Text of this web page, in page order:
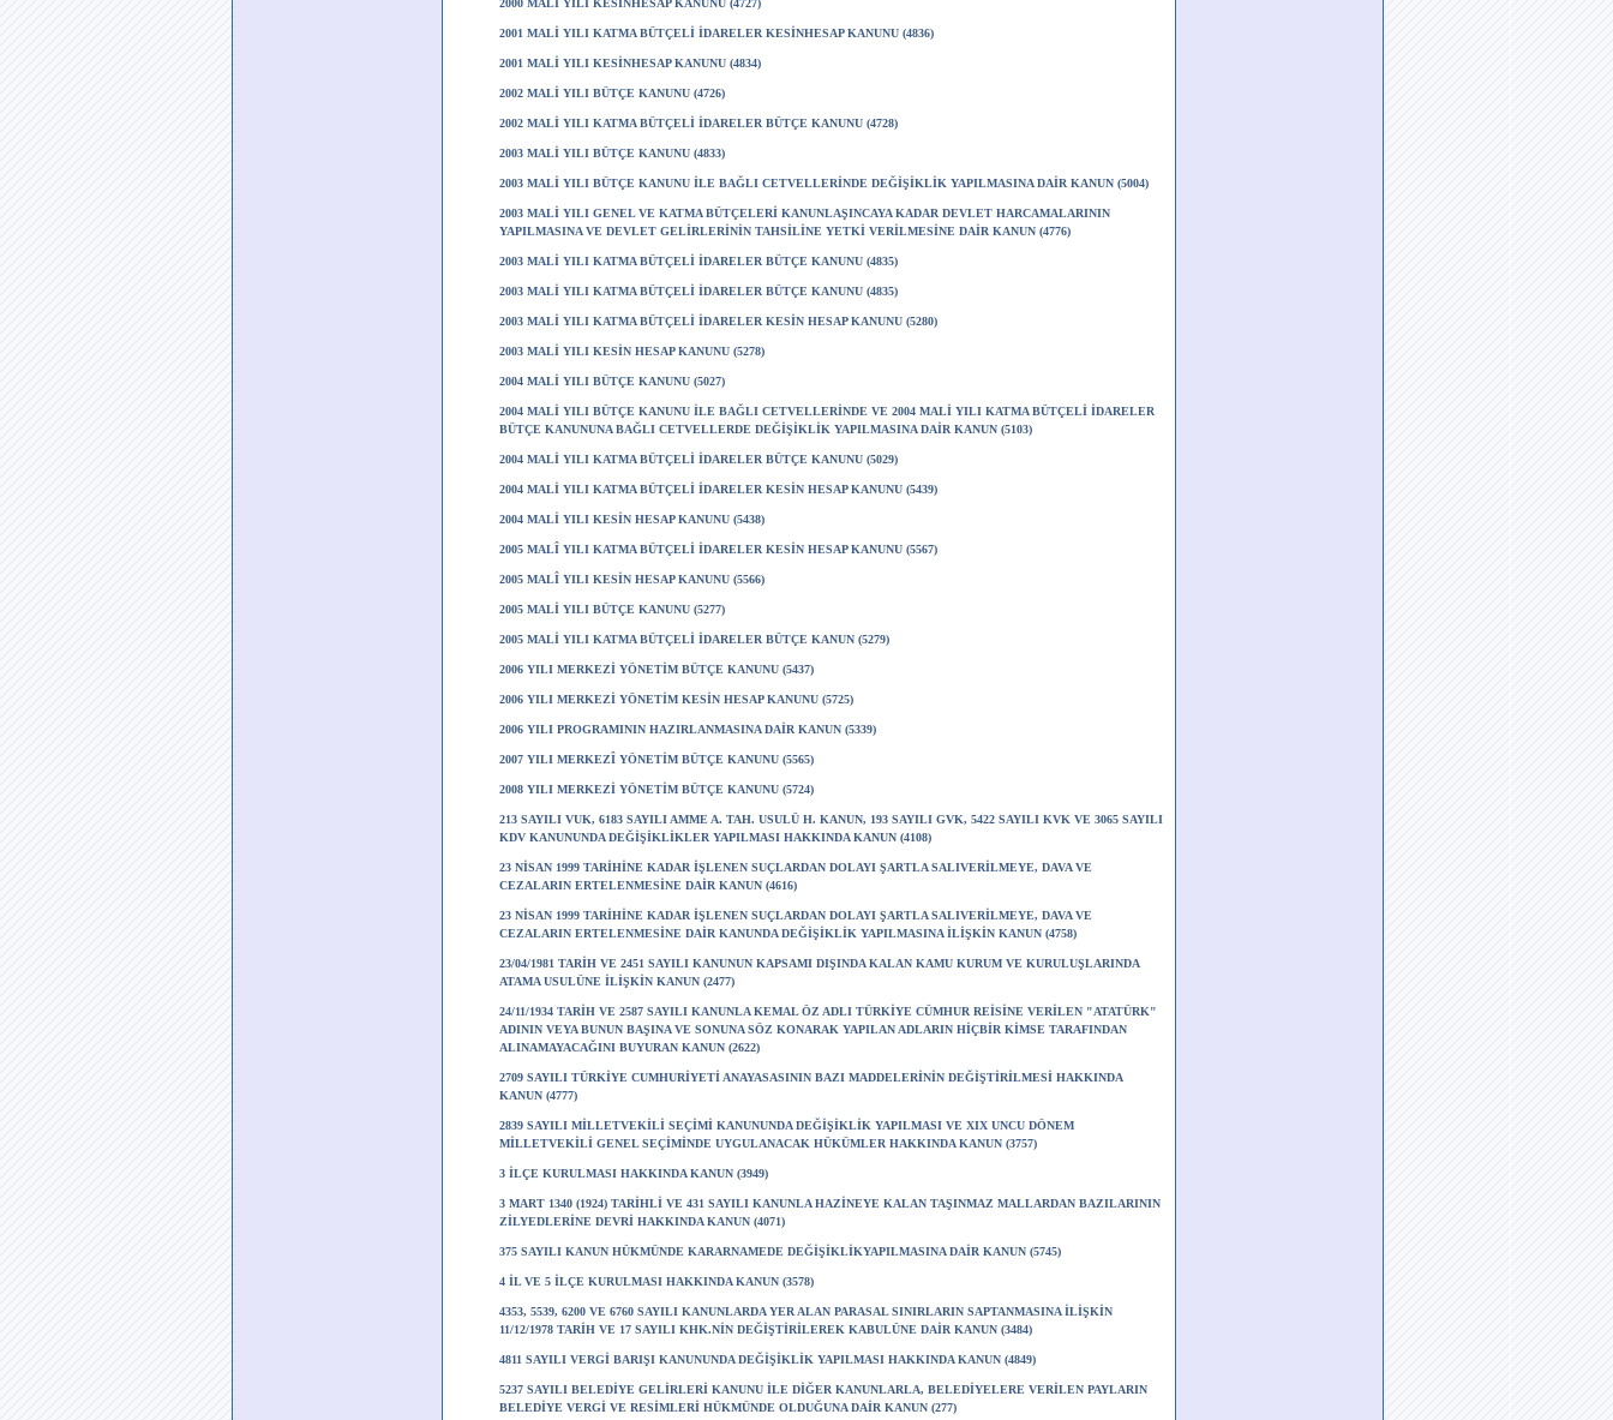
2000 MALİ YILI KESİNHESAP KANUNU (4727)
2001 MALİ YILI KATMA BÜTÇELİ İDARELER KESİNHESAP KANUNU (4836)
2001 MALİ YILI KESİNHESAP KANUNU (4834)
2002 MALİ YILI BÜTÇE KANUNU (4726)
2002 MALİ YILI KATMA BÜTÇELİ İDARELER BÜTÇE KANUNU (4728)
2003 MALİ YILI BÜTÇE KANUNU (4833)
2003 MALİ YILI BÜTÇE KANUNU İLE BAĞLI CETVELLERİNDE DEĞİŞİKLİK YAPILMASINA DAİR KANUN (5004)
2003 MALİ YILI GENEL VE KATMA BÜTÇELERİ KANUNLAŞINCAYA KADAR DEVLET HARCAMALARININ
YAPILMASINA VE DEVLET GELİRLERİNİN TAHSİLİNE YETKİ VERİLMESİNE DAİR KANUN (4776)
2003 MALİ YILI KATMA BÜTÇELİ İDARELER BÜTÇE KANUNU (4835)
2003 MALİ YILI KATMA BÜTÇELİ İDARELER BÜTÇE KANUNU (4835)
2003 MALİ YILI KATMA BÜTÇELİ İDARELER KESİN HESAP KANUNU (5280)
2003 MALİ YILI KESİN HESAP KANUNU (5278)
2004 MALİ YILI BÜTÇE KANUNU (5027)
2004 MALİ YILI BÜTÇE KANUNU İLE BAĞLI CETVELLERİNDE VE 2004 MALİ YILI KATMA BÜTÇELİ İDARELER
BÜTÇE KANUNUNA BAĞLI CETVELLERDE DEĞİŞİKLİK YAPILMASINA DAİR KANUN (5103)
2004 MALİ YILI KATMA BÜTÇELİ İDARELER BÜTÇE KANUNU (5029)
2004 MALİ YILI KATMA BÜTÇELİ İDARELER KESİN HESAP KANUNU (5439)
2004 MALİ YILI KESİN HESAP KANUNU (5438)
2005 MALÎ YILI KATMA BÜTÇELİ İDARELER KESİN HESAP KANUNU (5567)
2005 MALÎ YILI KESİN HESAP KANUNU (5566)
2005 MALİ YILI BÜTÇE KANUNU (5277)
2005 MALİ YILI KATMA BÜTÇELİ İDARELER BÜTÇE KANUN (5279)
2006 YILI MERKEZİ YÖNETİM BÜTÇE KANUNU (5437)
2006 YILI MERKEZİ YÖNETİM KESİN HESAP KANUNU (5725)
2006 YILI PROGRAMININ HAZIRLANMASINA DAİR KANUN (5339)
2007 YILI MERKEZÎ YÖNETİM BÜTÇE KANUNU (5565)
2008 YILI MERKEZİ YÖNETİM BÜTÇE KANUNU (5724)
213 SAYILI VUK, 6183 SAYILI AMME A. TAH. USULÜ H. KANUN, 193 SAYILI GVK, 5422 SAYILI KVK VE 3065 SAYILI
KDV KANUNUNDA DEĞİŞİKLİKLER YAPILMASI HAKKINDA KANUN (4108)
23 NİSAN 1999 TARİHİNE KADAR İŞLENEN SUÇLARDAN DOLAYI ŞARTLA SALIVERİLMEYE, DAVA VE
CEZALARIN ERTELENMESİNE DAİR KANUN (4616)
23 NİSAN 1999 TARİHİNE KADAR İŞLENEN SUÇLARDAN DOLAYI ŞARTLA SALIVERİLMEYE, DAVA VE
CEZALARIN ERTELENMESİNE DAİR KANUNDA DEĞİŞİKLİK YAPILMASINA İLİŞKİN KANUN (4758)
23/04/1981 TARİH VE 2451 SAYILI KANUNUN KAPSAMI DIŞINDA KALAN KAMU KURUM VE KURULUŞLARINDA
ATAMA USULÜNE İLİŞKİN KANUN (2477)
24/11/1934 TARİH VE 2587 SAYILI KANUNLA KEMAL ÖZ ADLI TÜRKİYE CÜMHUR REİSİNE VERİLEN "ATATÜRK"
ADININ VEYA BUNUN BAŞINA VE SONUNA SÖZ KONARAK YAPILAN ADLARIN HİÇBİR KİMSE TARAFINDAN
ALINAMAYACAĞINI BUYURAN KANUN (2622)
2709 SAYILI TÜRKİYE CUMHURİYETİ ANAYASASININ BAZI MADDELERİNİN DEĞİŞTİRİLMESİ HAKKINDA
KANUN (4777)
2839 SAYILI MİLLETVEKİLİ SEÇİMİ KANUNUNDA DEĞİŞİKLİK YAPILMASI VE XIX UNCU DÖNEM
MİLLETVEKİLİ GENEL SEÇİMİNDE UYGULANACAK HÜKÜMLER HAKKINDA KANUN (3757)
3 İLÇE KURULMASI HAKKINDA KANUN (3949)
3 MART 1340 (1924) TARİHLİ VE 431 SAYILI KANUNLA HAZİNEYE KALAN TAŞINMAZ MALLARDAN BAZILARININ
ZİLYEDLERİNE DEVRİ HAKKINDA KANUN (4071)
375 SAYILI KANUN HÜKMÜNDE KARARNAMEDE DEĞİŞİKLİKYAPILMASINA DAİR KANUN (5745)
4 İL VE 5 İLÇE KURULMASI HAKKINDA KANUN (3578)
4353, 5539, 6200 VE 6760 SAYILI KANUNLARDA YER ALAN PARASAL SINIRLARIN SAPTANMASINA İLİŞKİN
11/12/1978 TARİH VE 17 SAYILI KHK.NİN DEĞİŞTİRİLEREK KABULÜNE DAİR KANUN (3484)
4811 SAYILI VERGİ BARIŞI KANUNUNDA DEĞİŞİKLİK YAPILMASI HAKKINDA KANUN (4849)
5237 SAYILI BELEDİYE GELİRLERİ KANUNU İLE DİĞER KANUNLARLA, BELEDİYELERE VERİLEN PAYLARIN
BELEDİYE VERGİ VE RESİMLERİ HÜKMÜNDE OLDUĞUNA DAİR KANUN (277)